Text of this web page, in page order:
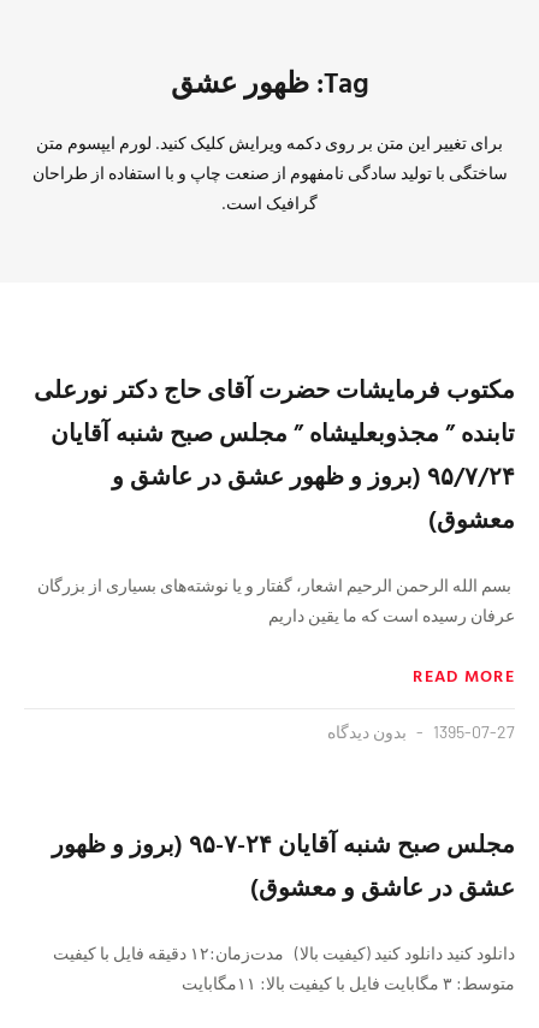
Tag: ظهور عشق
برای تغییر این متن بر روی دکمه ویرایش کلیک کنید. لورم ایپسوم متن
ساختگی با تولید سادگی نامفهوم از صنعت چاپ و با استفاده از طراحان
گرافیک است.
مکتوب فرمایشات حضرت آقای حاج دکتر نورعلی
تابنده ” مجذوبعلیشاه ” مجلس صبح شنبه آقایان
۹۵/۷/۲۴ (بروز و ظهور عشق در عاشق و
معشوق)
بسم الله الرحمن الرحیم اشعار، گفتار و یا نوشته‌های بسیاری از بزرگان
عرفان رسیده است که ما یقین داریم
READ MORE
1395-07-27 بدون دیدگاه
مجلس صبح شنبه آقايان ٢۴-٧-٩۵ (بروز و ظهور
عشق در عاشق و معشوق)
دانلود کنید دانلود کنید (کیفیت بالا) مدت‌زمان:١٢ دقيقه فايل با کیفیت
متوسط: ۳ مگابایت فايل با کیفیت بالا: ۱۱مگابایت